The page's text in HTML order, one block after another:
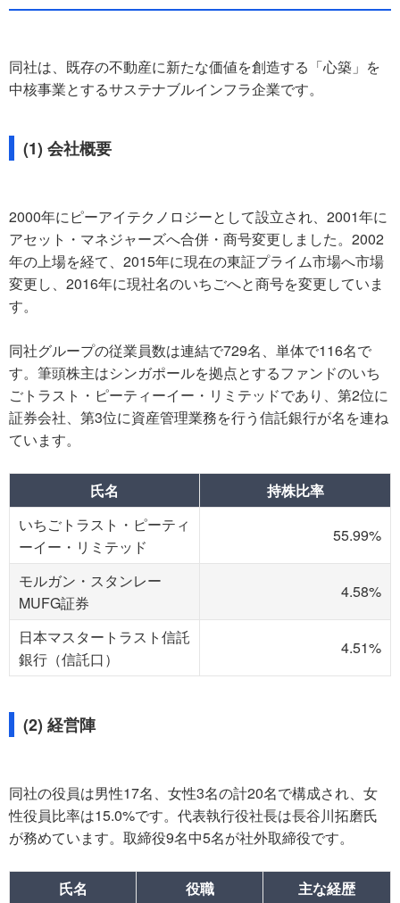
同社は、既存の不動産に新たな価値を創造する「心築」を
中核事業とするサステナブルインフラ企業です。
(1) 会社概要
2000年にピーアイテクノロジーとして設立され、2001年に
アセット・マネジャーズへ合併・商号変更しました。2002
年の上場を経て、2015年に現在の東証プライム市場へ市場
変更し、2016年に現社名のいちごへと商号を変更していま
す。
同社グループの従業員数は連結で729名、単体で116名で
す。筆頭株主はシンガポールを拠点とするファンドのいち
ごトラスト・ピーティーイー・リミテッドであり、第2位に
証券会社、第3位に資産管理業務を行う信託銀行が名を連ね
ています。
氏名
持株比率
いちごトラスト・ピーティ
ーイー・リミテッド
55.99%
モルガン・スタンレー
MUFG証券
4.58%
日本マスタートラスト信託
銀行（信託口）
4.51%
(2) 経営陣
同社の役員は男性17名、女性3名の計20名で構成され、女
性役員比率は15.0%です。代表執行役社長は長谷川拓磨氏
が務めています。取締役9名中5名が社外取締役です。
氏名 役職 主な経歴